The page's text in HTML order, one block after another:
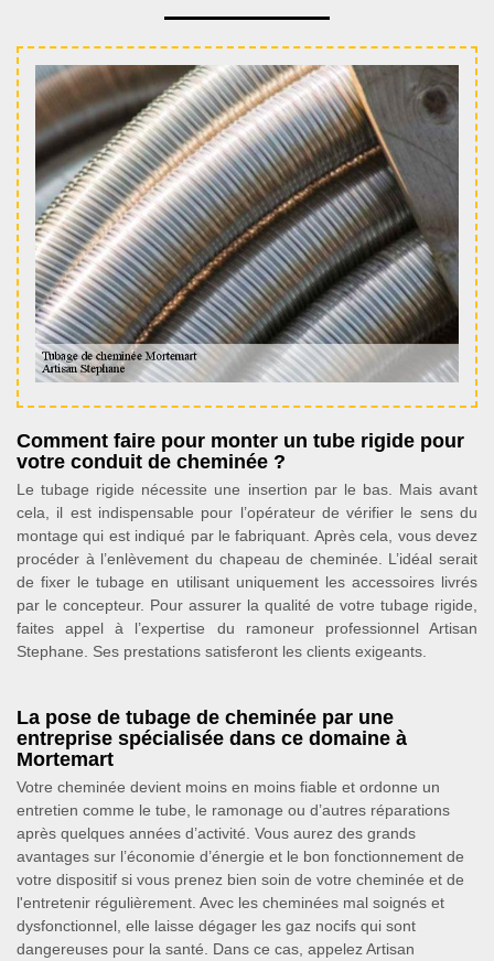
Comment faire pour monter un tube rigide pour
votre conduit de cheminée ?
Le tubage rigide nécessite une insertion par le bas. Mais avant
cela, il est indispensable pour l’opérateur de vérifier le sens du
montage qui est indiqué par le fabriquant. Après cela, vous devez
procéder à l’enlèvement du chapeau de cheminée. L’idéal serait
de fixer le tubage en utilisant uniquement les accessoires livrés
par le concepteur. Pour assurer la qualité de votre tubage rigide,
faites appel à l’expertise du ramoneur professionnel Artisan
Stephane. Ses prestations satisferont les clients exigeants.
La pose de tubage de cheminée par une
entreprise spécialisée dans ce domaine à
Mortemart
Votre cheminée devient moins en moins fiable et ordonne un
entretien comme le tube, le ramonage ou d’autres réparations
après quelques années d’activité. Vous aurez des grands
avantages sur l’économie d’énergie et le bon fonctionnement de
votre dispositif si vous prenez bien soin de votre cheminée et de
l'entretenir régulièrement. Avec les cheminées mal soignés et
dysfonctionnel, elle laisse dégager les gaz nocifs qui sont
dangereuses pour la santé. Dans ce cas, appelez Artisan